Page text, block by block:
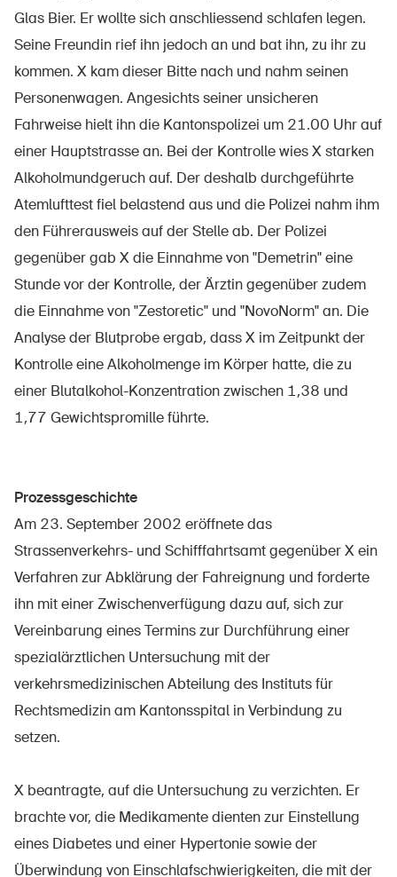
Offene Stellen
Bestellen & herunterladen
Kurse & Veranstaltungen
Sichere Produkte
Rechtsfragen & Gerichtsentscheide
Sicherheitsdelegierte & Gemeinden
Kontakt & Beratung
Glas Bier. Er wollte sich anschliessend schlafen legen.
Seine Freundin rief ihn jedoch an und bat ihn, zu ihr zu
kommen. X kam dieser Bitte nach und nahm seinen
Personenwagen. Angesichts seiner unsicheren
Fahrweise hielt ihn die Kantonspolizei um 21.00 Uhr auf
einer Hauptstrasse an. Bei der Kontrolle wies X starken
Alkoholmundgeruch auf. Der deshalb durchgeführte
Atemlufttest fiel belastend aus und die Polizei nahm ihm
den Führerausweis auf der Stelle ab. Der Polizei
gegenüber gab X die Einnahme von "Demetrin" eine
Stunde vor der Kontrolle, der Ärztin gegenüber zudem
die Einnahme von "Zestoretic" und "NovoNorm" an. Die
Analyse der Blutprobe ergab, dass X im Zeitpunkt der
Kontrolle eine Alkoholmenge im Körper hatte, die zu
einer Blutalkohol-Konzentration zwischen 1,38 und
1,77 Gewichtspromille führte.
Prozessgeschichte
Am 23. September 2002 eröffnete das
Strassenverkehrs- und Schifffahrtsamt gegenüber X ein
Verfahren zur Abklärung der Fahreignung und forderte
ihn mit einer Zwischenverfügung dazu auf, sich zur
Vereinbarung eines Termins zur Durchführung einer
spezialärztlichen Untersuchung mit der
verkehrsmedizinischen Abteilung des Instituts für
Rechtsmedizin am Kantonsspital in Verbindung zu
setzen.
X beantragte, auf die Untersuchung zu verzichten. Er
brachte vor, die Medikamente dienten zur Einstellung
eines Diabetes und einer Hypertonie sowie der
Überwindung von Einschlafschwierigkeiten, die mit der